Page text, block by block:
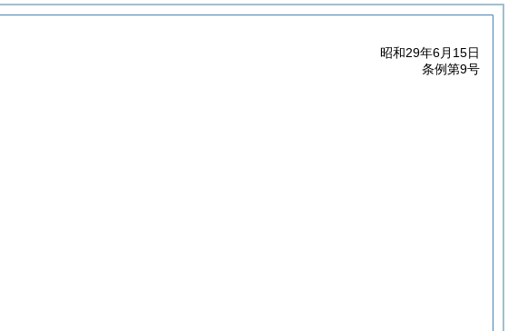
昭和29年6月15日
条例第9号